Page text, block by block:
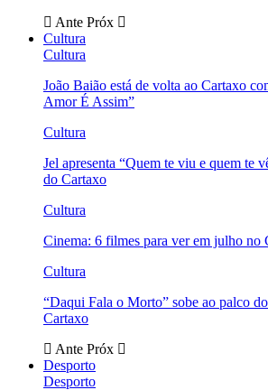
Ante Próx
Cultura
Cultura
João Baião está de volta ao Cartaxo
Amor É Assim”
Cultura
Jel apresenta “Quem te viu e quem te
do Cartaxo
Cultura
Cinema: 6 filmes para ver em julho no
Cultura
“Daqui Fala o Morto” sobe ao palco
Cartaxo
Ante Próx
Desporto
Desporto